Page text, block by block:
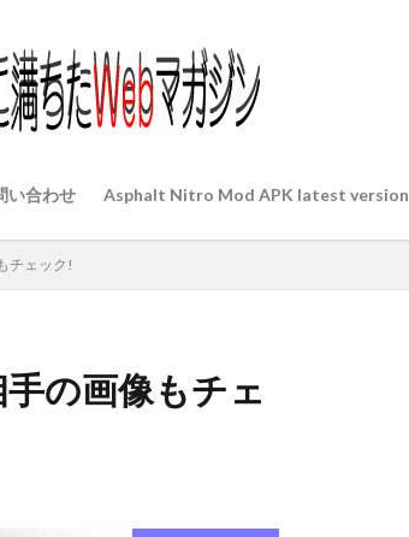
い合わせ Asphalt Nitro Mod APK latest version
チェック!
の画像もチェ